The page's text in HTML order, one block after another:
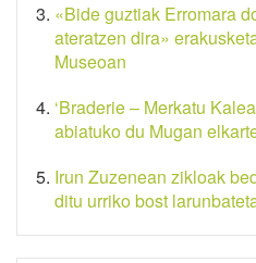
«Bide guztiak Erromara
ateratzen dira»
Museoan
‘Braderie – Merkatu
abiatuko du Mugan
Irun Zuzenean zikloak
ditu urriko bost